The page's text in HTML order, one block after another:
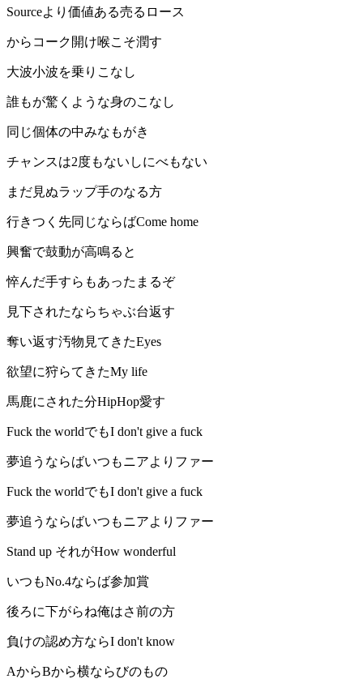
Sourceより価値ある売るロース
からコーク開け喉こそ潤す
大波小波を乗りこなし
誰もが驚くような身のこなし
同じ個体の中みなもがき
チャンスは2度もないしにべもない
まだ見ぬラップ手のなる方
行きつく先同じならばCome home
興奮で鼓動が高鳴ると
悴んだ手すらもあったまるぞ
見下されたならちゃぶ台返す
奪い返す汚物見てきたEyes
欲望に狩らてきたMy life
馬鹿にされた分HipHop愛す
Fuck the worldでもI don't give a fuck
夢追うならばいつもニアよりファー
Fuck the worldでもI don't give a fuck
夢追うならばいつもニアよりファー
Stand up それがHow wonderful
いつもNo.4ならば参加賞
後ろに下がらね俺はさ前の方
負けの認め方ならI don't know
AからBから横ならびのもの